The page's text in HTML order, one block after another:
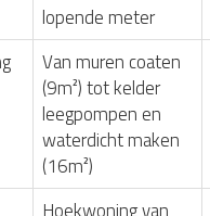
lopende meter
Van muren coaten
(9m²) tot kelder
leegpompen en
waterdicht maken
(16m²)